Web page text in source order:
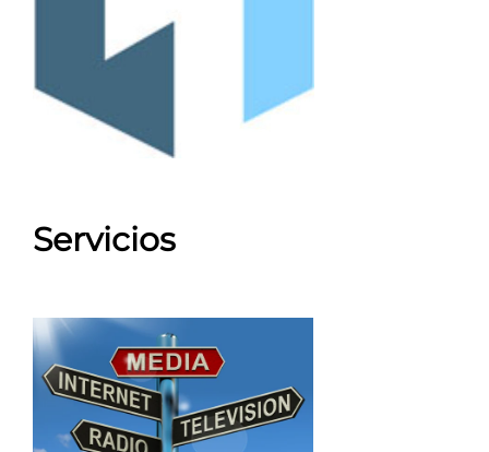
Servicios